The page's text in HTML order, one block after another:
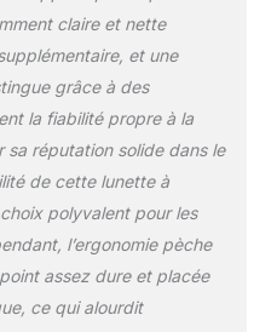
claire et nette
et une
grâce à des
la fiabilité propre à la
sa réputation solide dans le
de cette lunette à
polyvalent pour les
l’ergonomie pèche
assez dure et placée
ce qui alourdit